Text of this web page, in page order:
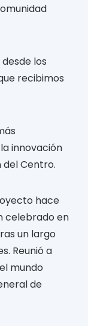
los
recibimos
innovación
Centro.
hace
celebrado en
un largo
Reunió a
mundo
de